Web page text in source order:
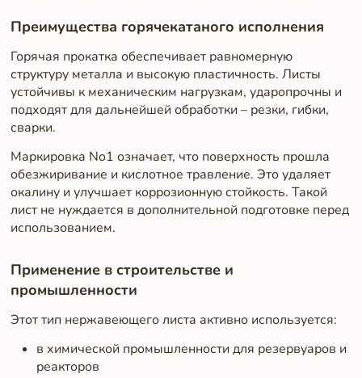
Преимущества горячекатаного исполнения
Горячая прокатка обеспечивает равномерную
структуру металла и высокую пластичность. Листы
устойчивы к механическим нагрузкам, ударопрочны и
подходят для дальнейшей обработки – резки, гибки,
сварки.
Маркировка No1 означает, что поверхность прошла
обезжиривание и кислотное травление. Это удаляет
окалину и улучшает коррозионную стойкость. Такой
лист не нуждается в дополнительной подготовке перед
использованием.
Применение в строительстве и
промышленности
Этот тип нержавеющего листа активно используется:
в химической промышленности для резервуаров и
реакторов